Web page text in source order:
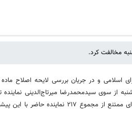
مخالفت کرد.
از سوی سیدمحمدرضا میرتاج‌الدینی نماینده
مطرح شد که نمایندگان با ۷۵ رای موافق، ۱۳۲ رای مخالف و ۵ رای ممتنع از مجموع ۲۱۷ نماینده